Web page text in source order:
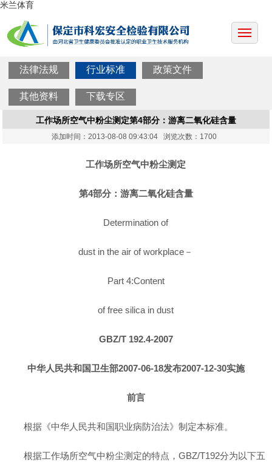
米兰体育
法律法规 行业标准 政策文件
其他资料 下载专区
工作场所空气中粉尘测定第4部分：游离二氧化硅含量
添加时间：2013-08-08 09:43:04 浏览次数：1700
工作场所空气中粉尘测定
第4部分：游离二氧化硅含量
Determination of
dust in the air of workplace－
Part 4:Content
of free silica in dust
GBZ/T 192.4-2007
中华人民共和国卫生部2007-06-18发布2007-12-30实施
前言
根据《中华人民共和国职业病防治法》制定本标准。
根据工作场所空气中粉尘测定的特点，GBZ/T192分为以下五